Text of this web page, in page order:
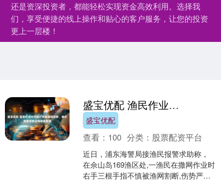
还是资深投资者，都能轻松实现资金高效利用。选择我
们，享受便捷的线上操作和贴心的客户服务，让您的投资
更上一层楼！
盛宝优配 渔民作业时手指不慎被渔网割断，浦东海警深夜出海紧急救援
盛宝优配
查看： 100 分类： 股票配资平台
近日，浦东海警局接渔民报警求助称，
在佘山岛169渔区处,一渔民在撒网作业时
右手三根手指不慎被渔网割断,伤势严